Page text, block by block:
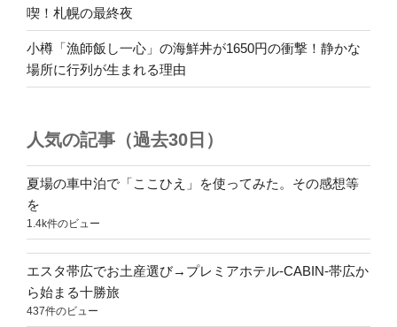
喫！札幌の最終夜
小樽「漁師飯し一心」の海鮮丼が1650円の衝撃！静かな
場所に行列が生まれる理由
人気の記事（過去30日）
夏場の車中泊で「ここひえ」を使ってみた。その感想等
を
1.4k件のビュー
エスタ帯広でお土産選び→プレミアホテル-CABIN-帯広か
ら始まる十勝旅
437件のビュー